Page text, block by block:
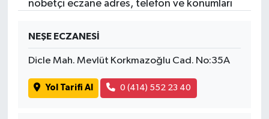
nöbetçi eczane adres, telefon ve konumları
NEŞE ECZANESİ
Dicle Mah. Mevlüt Korkmazoğlu Cad. No:35A
Yol Tarifi Al 0 (414) 552 23 40